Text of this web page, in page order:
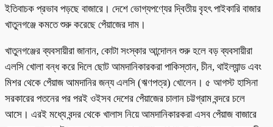
ইতিবাচক প্রভাব পড়ছে বাজারে। দেশে ভোগ্যপণ্যের দ্বিতীয় বৃহৎ পাইকারি বাজার
খাতুনগঞ্জে কমতে শুরু করেছে পেঁয়াজের দাম।
খাতুনগঞ্জের ব্যবসায়ীরা জানান, কোটা সংস্কার আন্দোলন শুরু হলে বড় ব্যবসায়ীরা
এলসি খোলা বন্ধ করে দিলে ছোট আমদানিকারকরা পাকিস্তান, চীন, থাইল্যান্ড এবং
মিশর থেকে পেঁয়াজ আমদানির জন্য এলসি (ঋণপত্র) খোলেন। ৫ আগস্ট হাসিনা
সরকারের পতনের পর পরই ওইসব দেশের পেঁয়াজের চালান চট্টগ্রাম বন্দরে চলে
আসে। এরই মধ্যে বন্দর থেকে খালাস নিয়ে আমদানিকারকরা এসব পেঁয়াজ বাজারে